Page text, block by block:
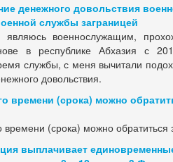
денежного довольствия
службы заграницей
являюсь военнослужащим,
в республике Абхазия с
службы, с меня вычитали
довольствия.
времени (срока) можно
времени (срока) можно обратиться
выплачивает